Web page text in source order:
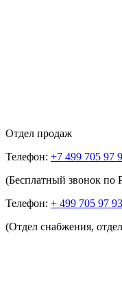
Отдел продаж
Телефон: +7 499 705 97
(Бесплатный звонок по
Телефон: + 499 705 97 93
(Отдел снабжения,